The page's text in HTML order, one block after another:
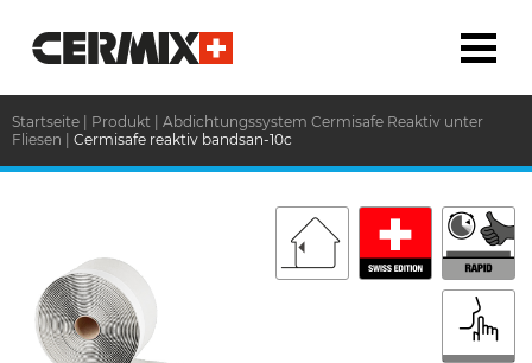
Startseite Produkt
Abdichtungssystem Cermisafe Reaktiv unter
Fliesen
Cermisafe reaktiv bandsan-10c